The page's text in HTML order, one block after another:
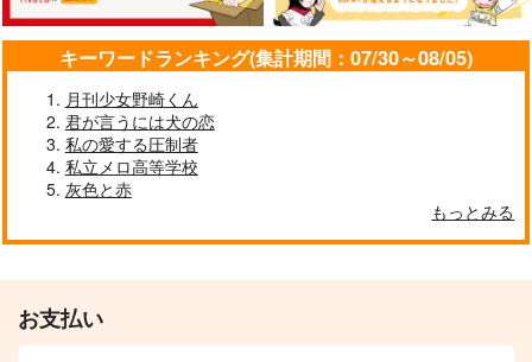
キーワードランキング(集計期間：07/30～08/05)
月刊少女野崎くん
君が言うには犬の恋
私の愛する圧制者
私立メロ高等学校
灰色と赤
もっとみる
お支払い